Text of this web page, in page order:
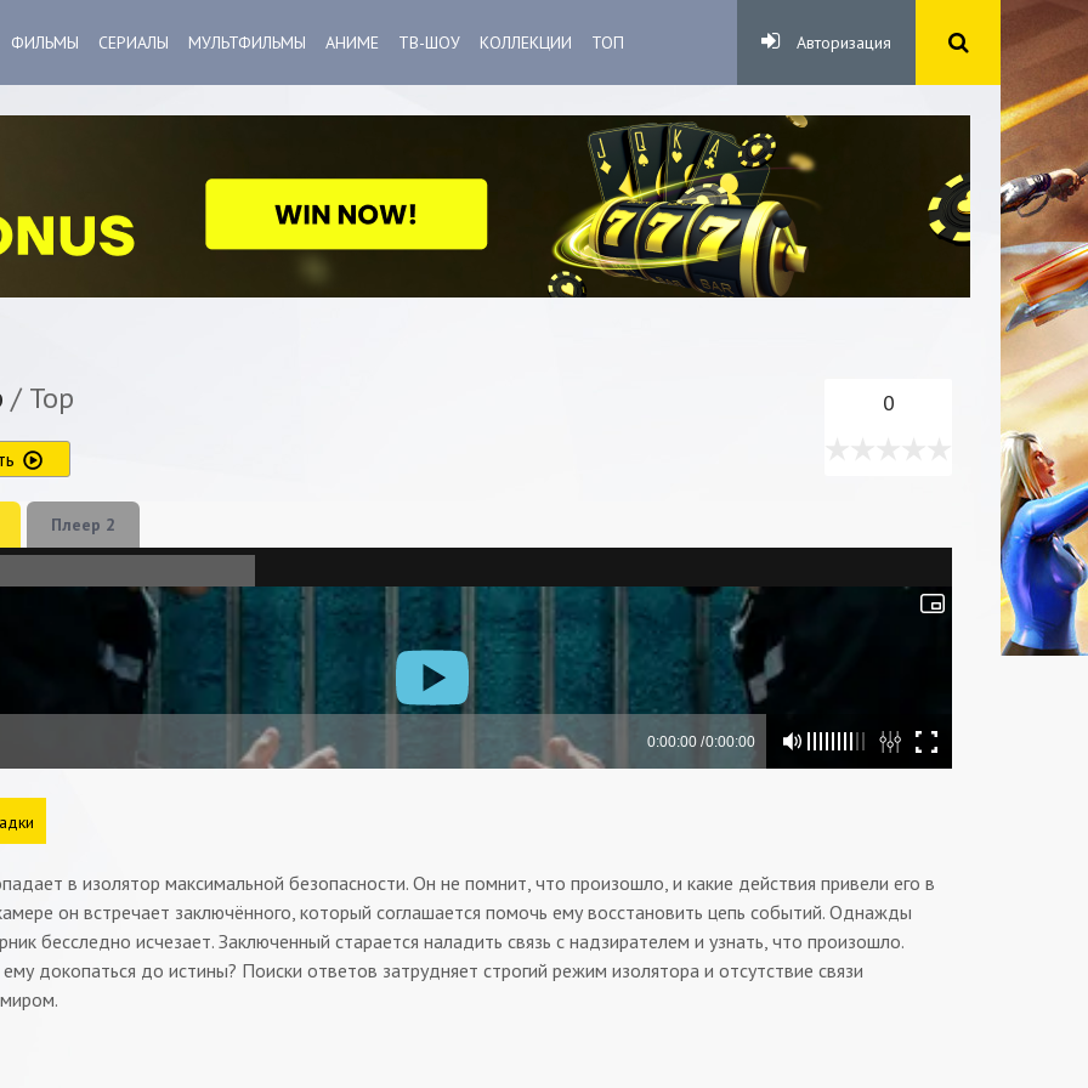
ФИЛЬМЫ СЕРИАЛЫ МУЛЬТФИЛЬМЫ АНИМЕ ТВ-ШОУ КОЛЛЕКЦИИ ТОП Авторизация
/ Тор 0
Плеер 2
в изолятор максимальной безопасности. Он не помнит, что произошло, и какие действия привели его в
он встречает заключённого, который соглашается помочь ему восстановить цепь событий. Однажды
бесследно исчезает. Заключенный старается наладить связь с надзирателем и узнать, что произошло.
докопаться до истины? Поиски ответов затрудняет строгий режим изолятора и отсутствие связи